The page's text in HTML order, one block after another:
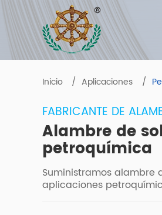
Inicio Aplicaciones
FABRICANTE DE
Alambre de
petroquímica
Suministramos alambre
aplicaciones